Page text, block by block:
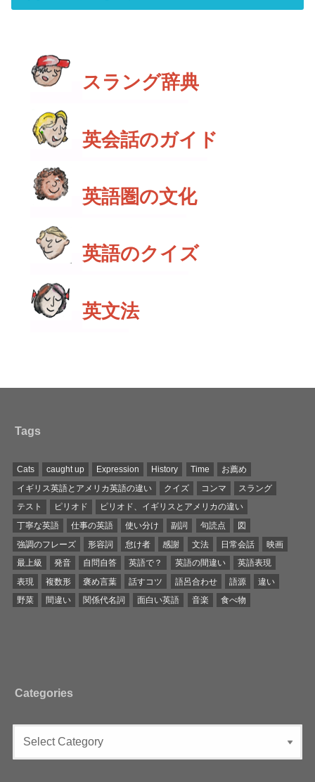
スラング辞典
英会話のガイド
英語圏の文化
英語のクイズ
英文法
Tags
Cats caught up Expression History Time
お薦め
イギリス英語とアメリカ英語の違い
クイズ コンマ
スラング
テスト
ピリオド
ピリオド、イギリスとアメリカの違い
丁寧な英語
仕事の英語 使い分け 副詞 句読点
図
強調のフレーズ
形容詞 怠け者 感謝 文法 日常会話
映画
最上級
発音 自問自答 英語で？ 英語の間違い
英語表現
表現
複数形 褒め言葉 話すコツ 語呂合わせ 語源
違い
野菜
間違い 関係代名詞 面白い英語 音楽 食べ物
Categories